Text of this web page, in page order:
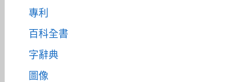
專利
百科全書
字辭典
圖像